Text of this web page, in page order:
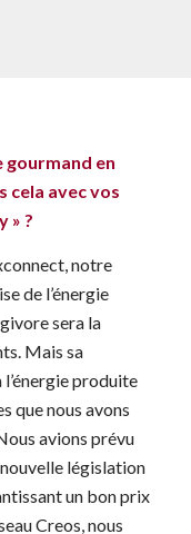
en
cela avec vos
» ?
notre
de l’énergie
sera la
Mais sa
produite
que nous avons
avions prévu
législation
un bon prix
Creos, nous